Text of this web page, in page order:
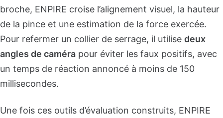
broche, ENPIRE croise l’alignement visuel, la hauteur
de la pince et une estimation de la force exercée.
Pour refermer un collier de serrage, il utilise deux
angles de caméra pour éviter les faux positifs, avec
un temps de réaction annoncé à moins de 150
millisecondes.
Une fois ces outils d’évaluation construits, ENPIRE